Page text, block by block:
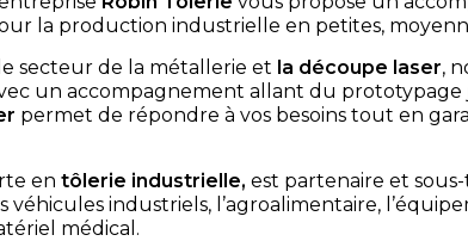
la production industrielle en petites,
secteur de la métallerie et la découpe laser,
un accompagnement allant du prototypage
permet de répondre à vos besoins tout en
en tôlerie industrielle, est partenaire et
véhicules industriels, l’agroalimentaire,
médical.